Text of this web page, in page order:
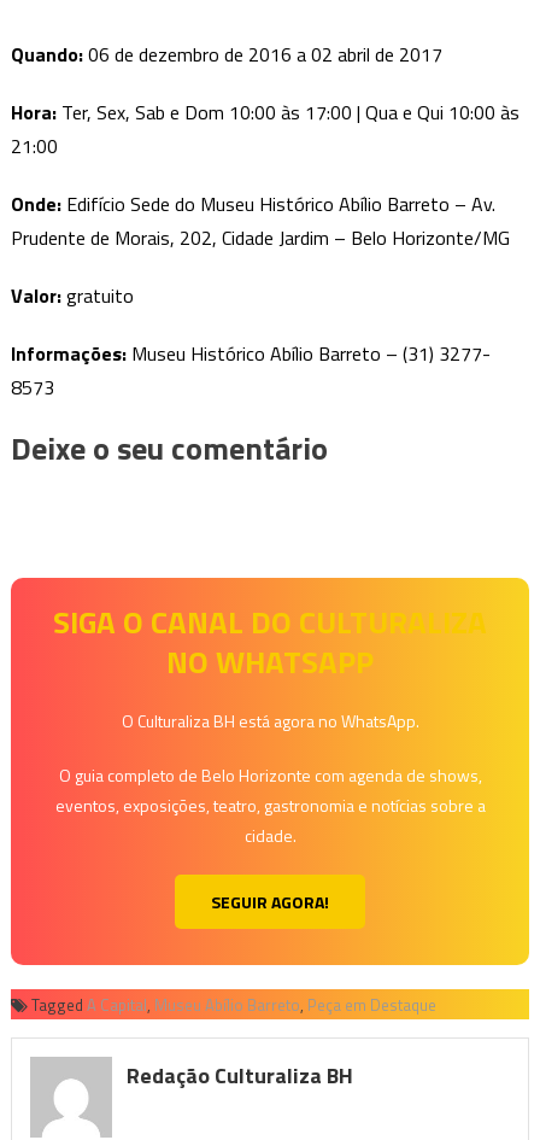
Quando:06 de dezembro de 2016 a 02 abril de 2017
Hora:Ter, Sex, Sab e Dom 10:00 às 17:00 | Qua e Qui 10:00 às
21:00
Onde:Edifício Sede do Museu Histórico Abílio Barreto – Av.
Prudente de Morais, 202, Cidade Jardim – Belo Horizonte/MG
Valor:gratuito
Informações:Museu Histórico Abílio Barreto – (31) 3277-
8573
Deixe o seu comentário
SIGA O CANAL DO CULTURALIZA
NO WHATSAPP
O Culturaliza BH está agora no WhatsApp.
O guia completo de Belo Horizonte com agenda de shows,
eventos, exposições, teatro, gastronomia e notícias sobre a
cidade.
SEGUIR AGORA!
Tagged A Capital, Museu Abílio Barreto, Peça em Destaque
Redação Culturaliza BH